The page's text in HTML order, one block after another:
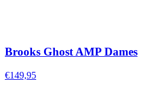
Brooks Ghost AMP Dames
€149,95